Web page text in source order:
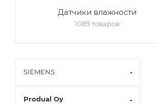
Датчики влажности
1089 товаров
SIEMENS
Produal Oy